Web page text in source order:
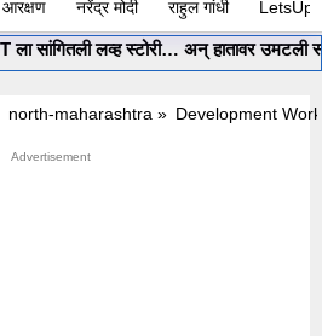
आरक्षण नरेंद्र मोदी राहुल गांधी
लव्ह स्टोरी… अन् हातावर उमटली
north-maharashtra » Development